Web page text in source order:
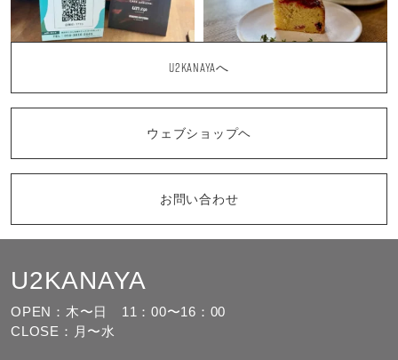
もっと見る フォローする
U2KANAYAへ
ウェブショップヘ
お問い合わせ
U2KANAYA
OPEN：木〜日 11：00〜16：00
CLOSE：月〜水